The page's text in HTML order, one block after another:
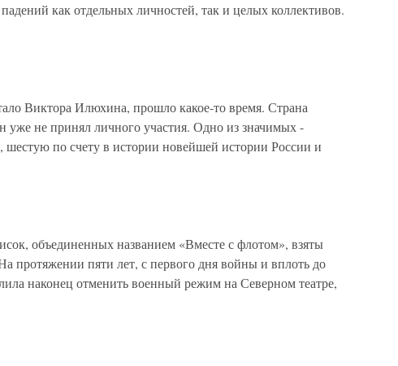
как отдельных личностей, так и целых коллективов.
Виктора Илюхина, прошло какое-то время. Страна
уже не принял личного участия. Одно из значимых -
по счету в истории новейшей истории России и
объединенных названием «Вместе с флотом», взяты
протяжении пяти лет, с первого дня войны и вплоть до
наконец отменить военный режим на Северном театре,